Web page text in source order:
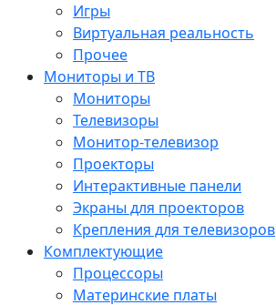
Игры
Виртуальная реальность
Прочее
Мониторы и ТВ
Мониторы
Телевизоры
Монитор-телевизор
Проекторы
Интерактивные панели
Экраны для проекторов
Крепления для телевизоров
Комплектующие
Процессоры
Материнские платы